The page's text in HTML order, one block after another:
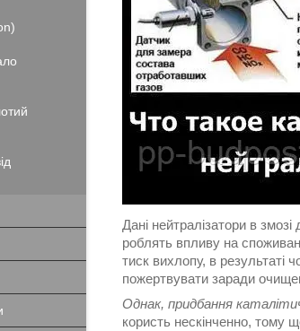
Дані нейтралізатори в
роблять впливу на
тиск вихлопу, в результаті
пожертвувати заради
Однак, придбання
користь нескінченно, тому